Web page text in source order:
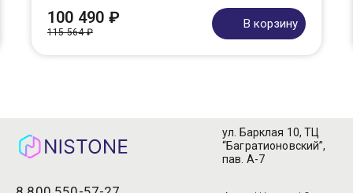
100 490 ₽
115 564 ₽
В корзину
ул. Барклая 10, ТЦ
“Багратионовский”,
пав. А-7